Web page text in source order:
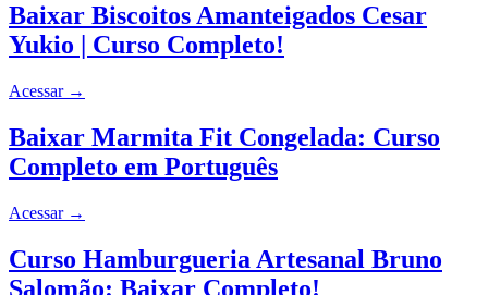
Baixar Biscoitos Amanteigados Cesar
Yukio | Curso Completo!
Acessar →
Baixar Marmita Fit Congelada: Curso
Completo em Português
Acessar →
Curso Hamburgueria Artesanal Bruno
Salomão: Baixar Completo!